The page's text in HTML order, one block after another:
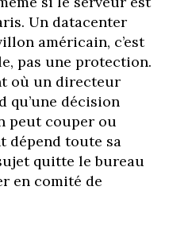
Un datacenter
américain, c’est
pas une protection.
où un directeur
qu’une décision
peut couper ou
dépend toute sa
quitte le bureau
en comité de